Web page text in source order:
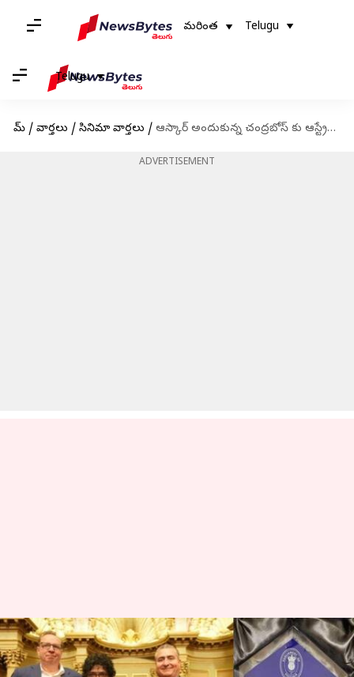
మరింత Telugu
Telugu
హోమ్ / వార్తలు / సినిమా వార్తలు / ఆస్కార్ అందుకున్న చంద్రబోస్ కు ఆస్ట్రేలియాలో అరుదైన గౌరవం
ADVERTISEMENT
ఆస్కార్ అందుకున్న చంద్రబోస్ కు
ఆస్ట్రేలియాలో అరుదైన గౌరవం